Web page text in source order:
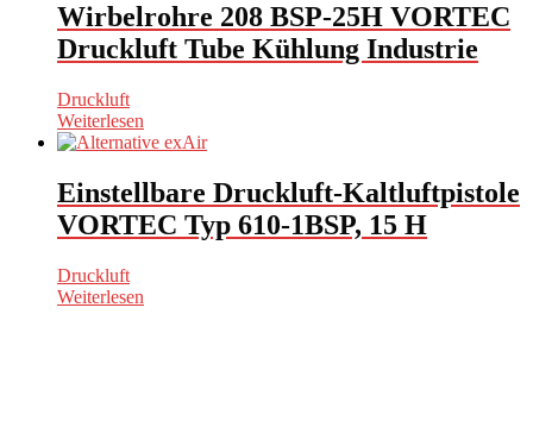
Wirbelrohre 208 BSP-25H VORTEC
Druckluft Tube Kühlung Industrie
Druckluft
Weiterlesen
Einstellbare Druckluft-Kaltluftpistole
VORTEC Typ 610-1BSP, 15 H
Druckluft
Weiterlesen